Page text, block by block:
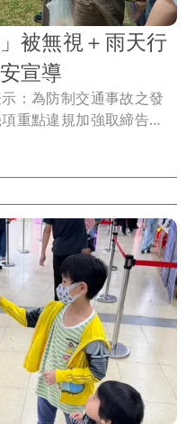
被無視＋雨天行
宣導
：為防制交通事故之發
重點違規加強取締告